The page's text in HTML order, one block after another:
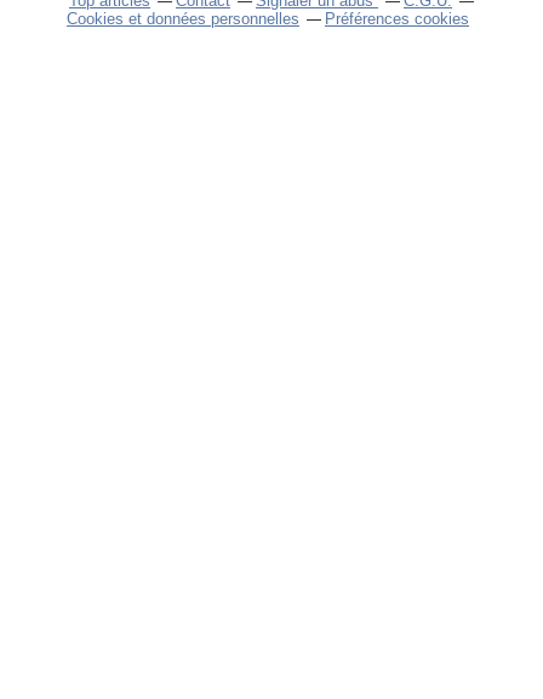
Cookies et données personnelles
Préférences cookies